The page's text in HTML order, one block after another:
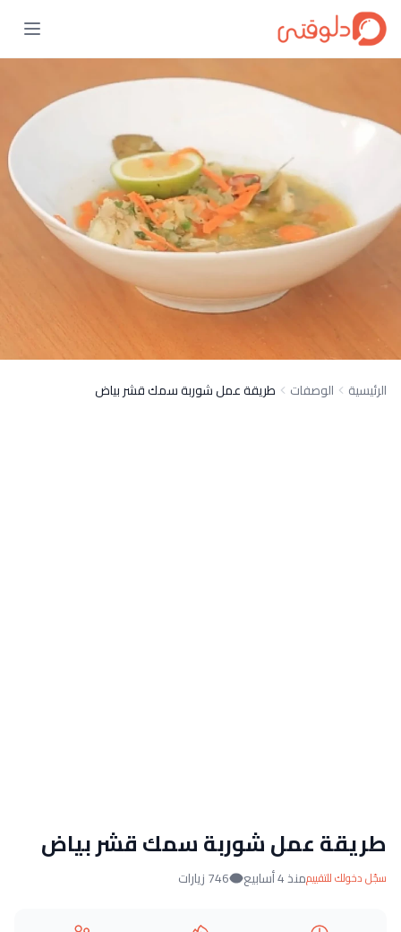
الرئيسية الوصفات طريقة عمل شوربة سمك قشر بياض
طريقة عمل شوربة سمك قشر بياض
سجّل دخولك للتقييممنذ 4 أسابيع 746 زيارات